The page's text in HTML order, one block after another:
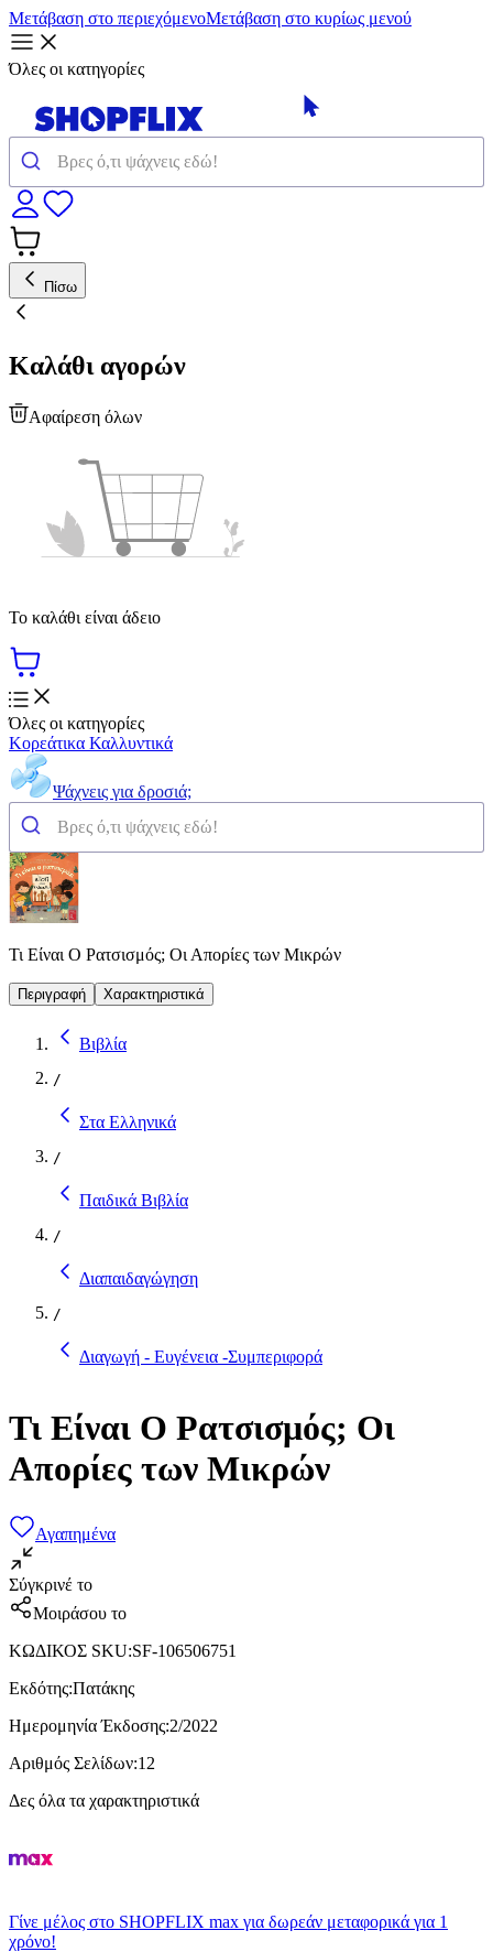
Μετάβαση στο περιεχόμενοΜετάβαση στο κυρίως μενού
Όλες οι κατηγορίες
Πίσω
Καλάθι αγορών
Αφαίρεση όλων
Το καλάθι είναι άδειο
Όλες οι κατηγορίες
Κορεάτικα Καλλυντικά
Ψάχνεις για δροσιά;
Τι Είναι Ο Ρατσισμός; Οι Απορίες των Μικρών
Περιγραφή Χαρακτηριστικά
Βιβλία
/
Στα Ελληνικά
/
Παιδικά Βιβλία
/
Διαπαιδαγώγηση
/
Διαγωγή - Ευγένεια -Συμπεριφορά
Τι Είναι Ο Ρατσισμός; Οι
Απορίες των Μικρών
Αγαπημένα
Σύγκρινέ το
Μοιράσου το
ΚΩΔΙΚΟΣ SKU:SF-106506751
Εκδότης:Πατάκης
Ημερομηνία Έκδοσης:2/2022
Αριθμός Σελίδων:12
Δες όλα τα χαρακτηριστικά
Γίνε μέλος στο SHOPFLIX max για δωρεάν μεταφορικά για 1
χρόνο!